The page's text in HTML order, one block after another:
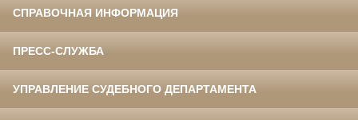
СПРАВОЧНАЯ ИНФОРМАЦИЯ
ПРЕСС-СЛУЖБА
УПРАВЛЕНИЕ СУДЕБНОГО ДЕПАРТАМЕНТА